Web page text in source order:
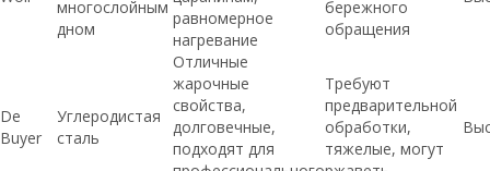
многослойным
дном
равномерное
нагревание
бережного
обращения
De
Buyer
Углеродистая
сталь
Отличные
жарочные
свойства,
долговечные,
подходят для
Требуют
предварительной
обработки,
тяжелые, могут